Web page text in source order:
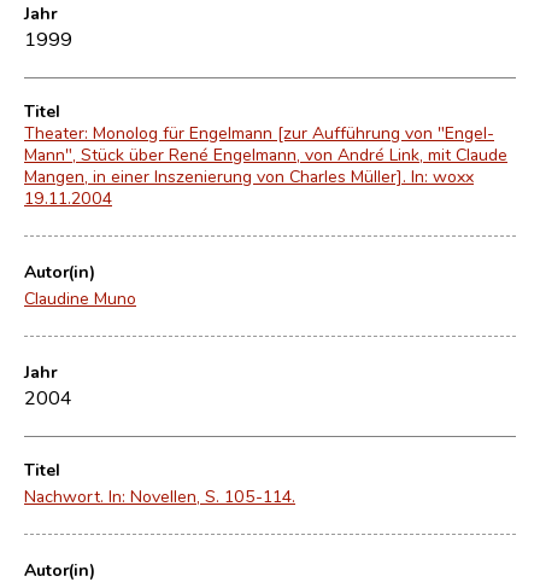
Jahr
1999
Titel
Theater: Monolog für Engelmann [zur Aufführung von "Engel-
Mann", Stück über René Engelmann, von André Link, mit Claude
Mangen, in einer Inszenierung von Charles Müller]. In: woxx
19.11.2004
Autor(in)
Claudine Muno
Jahr
2004
Titel
Nachwort. In: Novellen, S. 105-114.
Autor(in)